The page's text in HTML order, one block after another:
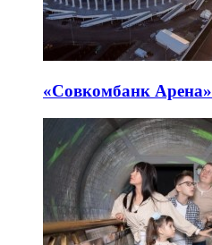
«Совкомбанк Арена⁠»